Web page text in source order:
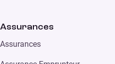
Assurances
Assurances